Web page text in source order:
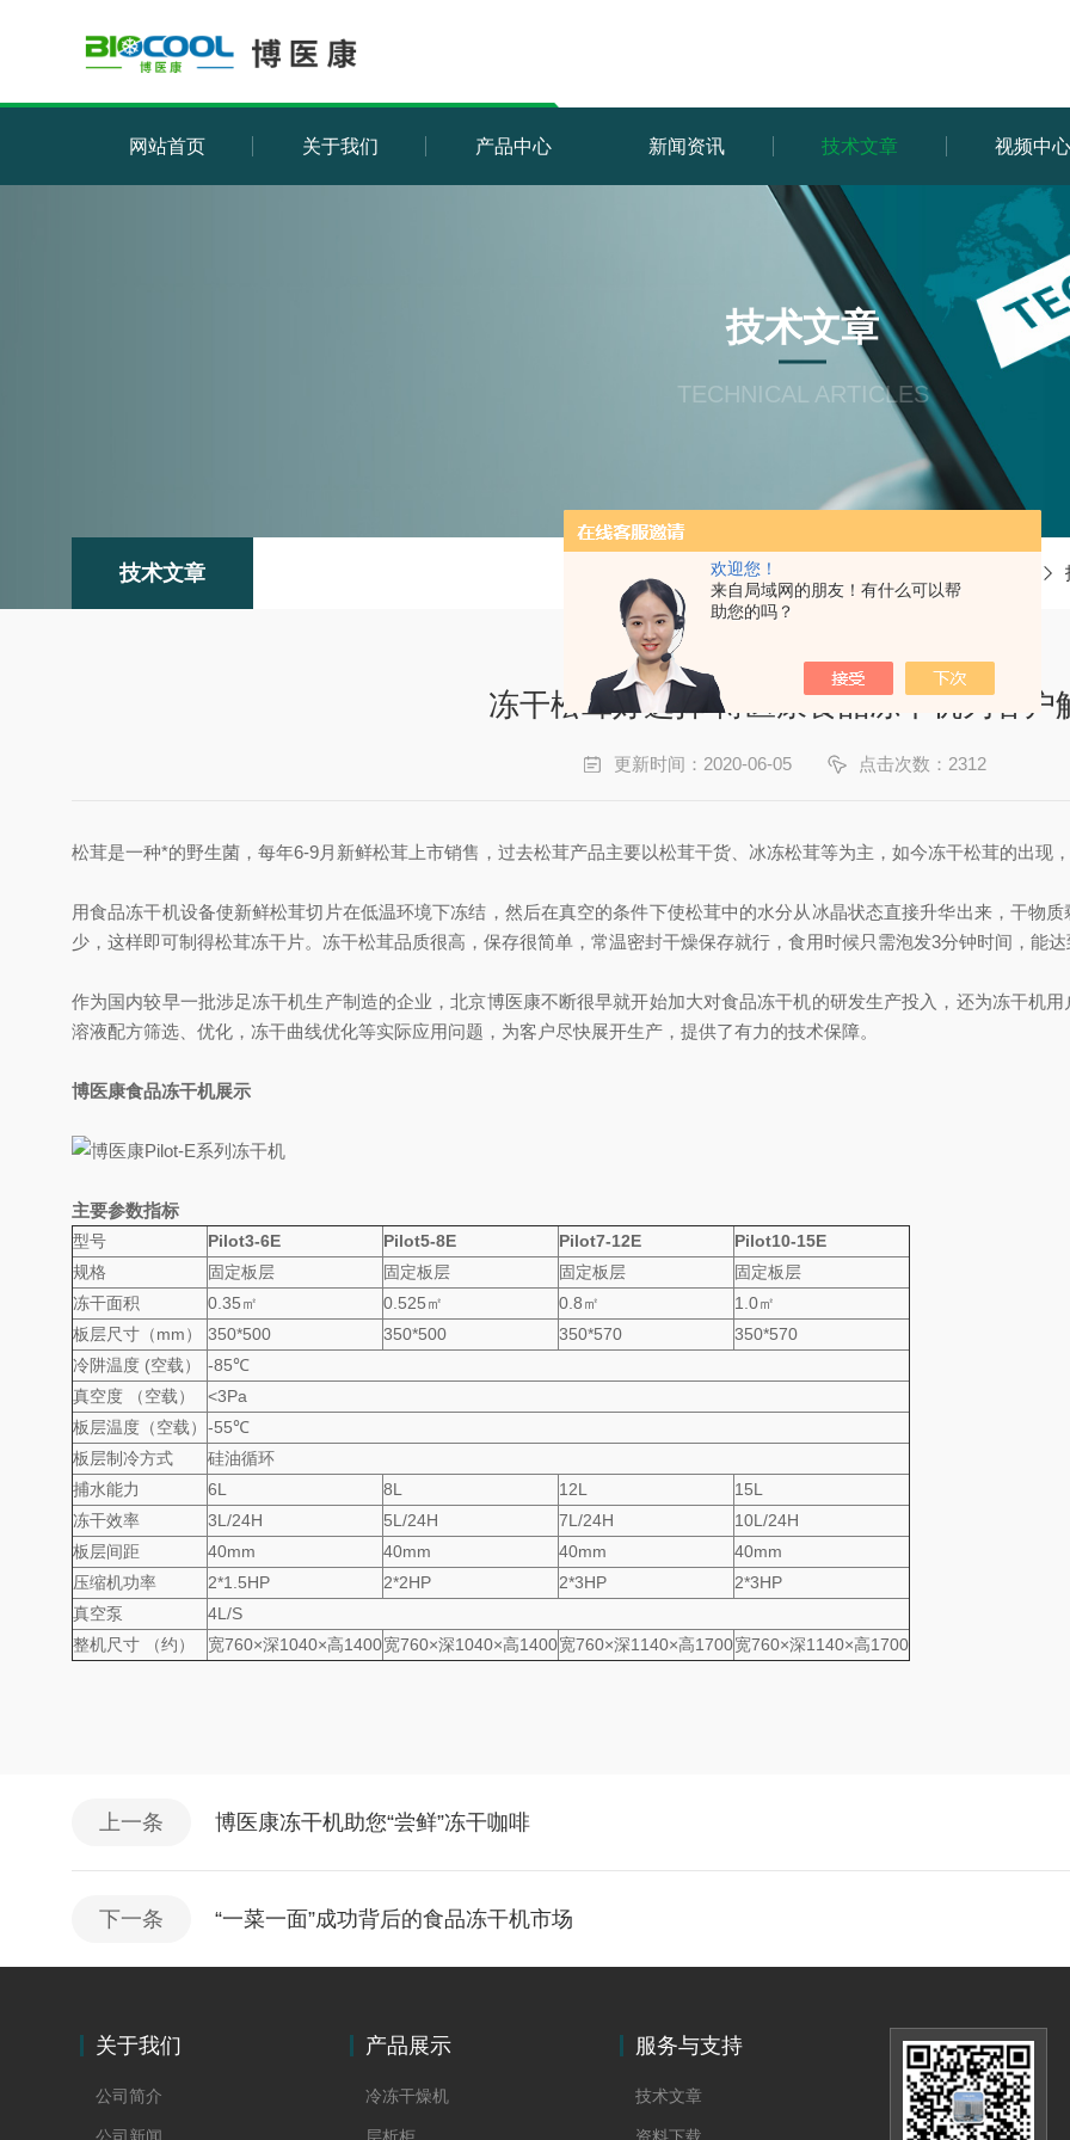
欢迎您！
来自局域网的朋友！有什么可以帮
助您的吗？
网站首页 关于我们 产品中心 新闻资讯 技术文章 视频中
技术文章
TECHNICAL ARTICLES
技术文章
冻干松茸好选择 博医康食品冻干机为客户
更新时间：2020-06-05 点击次数：2312
松茸是一种*的野生菌，每年6-9月新鲜松茸上市销售，过去松茸产品主要以松茸干货、冰冻松茸等为主，如今冻干松茸的出现
用食品冻干机设备使新鲜松茸切片在低温环境下冻结，然后在真空的条件下使松茸中的水分从冰晶状态直接升华出来，干物
少，这样即可制得松茸冻干片。冻干松茸品质很高，保存很简单，常温密封干燥保存就行，食用时候只需泡发3分钟时间，能
作为国内较早一批涉足冻干机生产制造的企业，北京博医康不断很早就开始加大对食品冻干机的研发生产投入，还为冻干机
溶液配方筛选、优化，冻干曲线优化等实际应用问题，为客户尽快展开生产，提供了有力的技术保障。
博医康食品冻干机展示
主要参数指标
型号 Pilot3-6E Pilot5-8E Pilot7-12E
Pilot10-15E
规格
固定板层 固定板层 固定板层
固定板层
冻干面积
0.35㎡ 0.525㎡ 0.8㎡
1.0㎡
板层尺寸（mm）
350*500 350*500 350*570
350*570
冷阱温度 (空载）
-85℃
真空度 （空载）
<3Pa
板层温度（空载） -55℃
板层制冷方式
硅油循环
捕水能力
6L 8L 12L
15L
冻干效率
3L/24H 5L/24H 7L/24H
10L/24H
板层间距
40mm 40mm 40mm
40mm
压缩机功率
2*1.5HP 2*2HP 2*3HP
2*3HP
真空泵
4L/S
整机尺寸 （约）
宽760×深1040×高1400宽760×深1040×高1400宽760×深1140×高1700宽760×深1140×高1700
上一条 博医康冻干机助您“尝鲜”冻干咖啡
下一条 “一菜一面”成功背后的食品冻干机市场
关于我们
公司简介
产品展示
冷冻干燥机
服务与支持
技术文章